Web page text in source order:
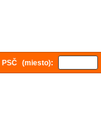
PSČ (miesto):